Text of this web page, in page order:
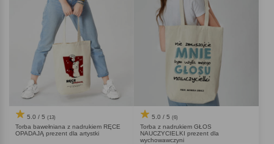
5.0 / 5 (13)
Torba bawełniana z nadrukiem RĘCE
OPADAJĄ prezent dla artystki
5.0 / 5 (6)
Torba z nadrukiem GŁOS
NAUCZYCIELKI prezent dla
wychowawczyni